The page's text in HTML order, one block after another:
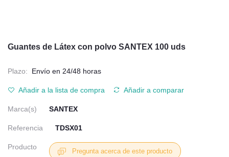
Guantes de Látex con polvo SANTEX 100 uds
Plazo: Envío en 24/48 horas
Añadir a la lista de compra Añadir a comparar
Marca(s) SANTEX
Referencia TDSX01
Producto
Pregunta acerca de este producto